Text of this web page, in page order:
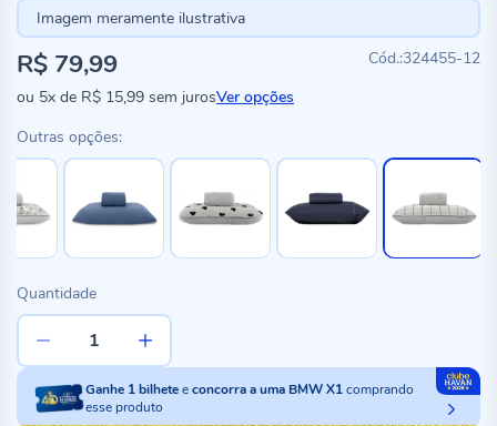
Imagem meramente ilustrativa
324455-12
R$ 79,99
ou 5x de R$ 15,99 sem jurosVer opções
Outras opções:
Quantidade
Ganhe 1bilheteeconcorra a uma BMW X1comprando
esse produto